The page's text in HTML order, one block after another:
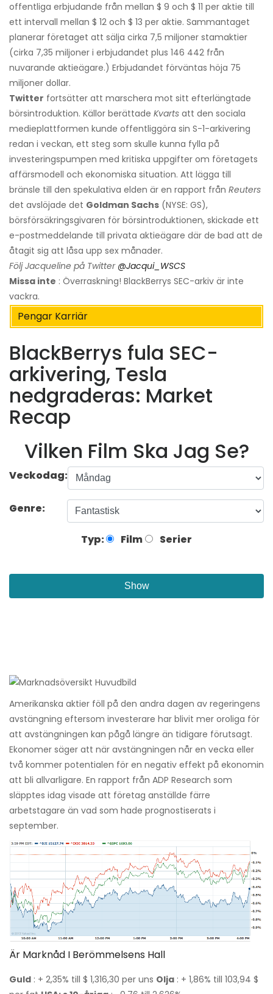
offentliga erbjudande från mellan $ 9 och $ 11 per aktie till
ett intervall mellan $ 12 och $ 13 per aktie. Sammantaget
planerar företaget att sälja cirka 7,5 miljoner stamaktier
(cirka 7,35 miljoner i erbjudandet plus 146 442 från
nuvarande aktieägare.) Erbjudandet förväntas höja 75
miljoner dollar.
Twitter fortsätter att marschera mot sitt efterlängtade
börsintroduktion. Källor berättade Kvarts att den sociala
medieplattformen kunde offentliggöra sin S-1-arkivering
redan i veckan, ett steg som skulle kunna fylla på
investeringspumpen med kritiska uppgifter om företagets
affärsmodell och ekonomiska situation. Att lägga till
bränsle till den spekulativa elden är en rapport från Reuters
det avslöjade det Goldman Sachs (NYSE: GS),
börsförsäkringsgivaren för börsintroduktionen, skickade ett
e-postmeddelande till privata aktieägare där de bad att de
åtagit sig att låsa upp sex månader.
Följ Jacqueline på Twitter @Jacqui_WSCS
Missa inte : Överraskning! BlackBerrys SEC-arkiv är inte
vackra.
Pengar Karriär
BlackBerrys fula SEC-
arkivering, Tesla
nedgraderas: Market
Recap
Vilken Film Ska Jag Se?
Veckodag:
Genre:
Typ: Film Serier
Show
Amerikanska aktier föll på den andra dagen av regeringens
avstängning eftersom investerare har blivit mer oroliga för
att avstängningen kan pågå längre än tidigare förutsagt.
Ekonomer säger att när avstängningen når en vecka eller
två kommer potentialen för en negativ effekt på ekonomin
att bli allvarligare. En rapport från ADP Research som
släpptes idag visade att företag anställde färre
arbetstagare än vad som hade prognostiserats i
september.
Är Marknåd I Berömmelsens Hall
Guld : + 2,35% till $ 1,316,30 per uns Olja : + 1,86% till 103,94 $